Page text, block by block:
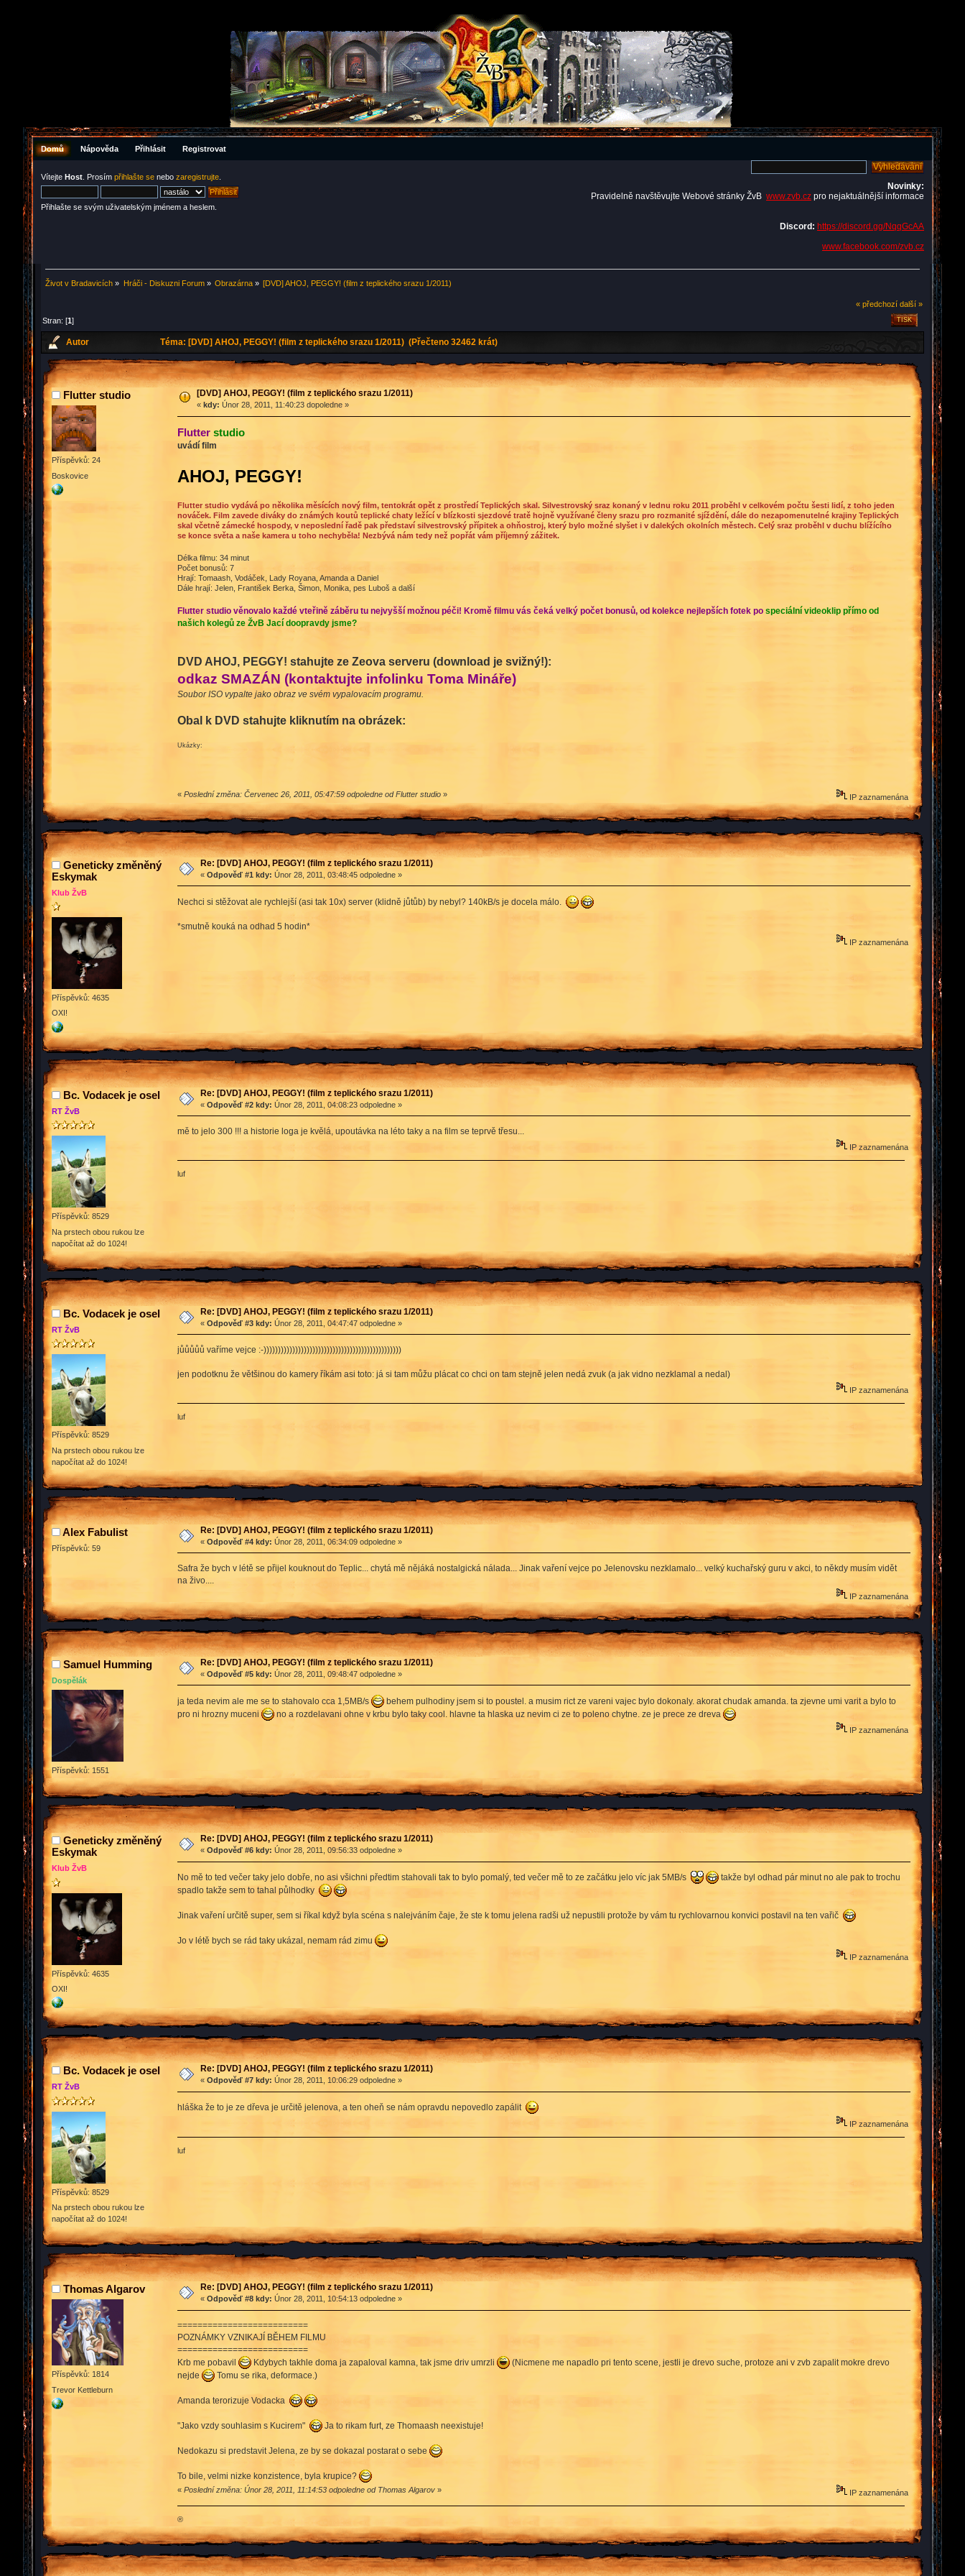
Domů Nápověda Přihlásit Registrovat
Vítejte Host . Prosím přihlašte se nebo zaregistrujte
Přihlašte se svým uživatelským jménem a heslem.
Novinky:
Pravidelně navštěvujte Webové stránky ŽvB www.zvb.cz pro nejaktuálnější informace
Discord: https://discord.gg/NqqGcAA
www.facebook.com/zvb.cz
Život v Bradavicích » Hráči - Diskuzni Forum» Obrazárna» [DVD] AHOJ, PEGGY! (film z teplického srazu 1/2011)
« předchozí další »
TISK
Stran: [1]
Autor Téma: [DVD] AHOJ, PEGGY! (film z teplického srazu 1/2011) (Přečteno 32462 krát)
Flutter studio
Příspěvků: 24
Boskovice
[DVD] AHOJ, PEGGY! (film z teplického srazu 1/2011)
« kdy: Únor 28, 2011, 11:40:23 dopoledne »
Flutter studio
uvádí film
AHOJ, PEGGY!
Flutter studio vydává po několika měsících nový film, tentokrát opět z prostředí Teplických skal. Silvestrovský sraz konaný v lednu roku 2011 proběhl v celkovém počtu šesti lidí, z toho jeden
nováček. Film zavede diváky do známých koutů teplické chaty ležící v blízkosti sjezdové tratě hojně využívané členy srazu pro rozmanité sjíždění, dále do nezapomenutelné krajiny Teplických
skal včetně zámecké hospody, v neposlední řadě pak představí silvestrovský přípitek a ohňostroj, který bylo možné slyšet i v dalekých okolních městech. Celý sraz proběhl v duchu blížícího
se konce světa a naše kamera u toho nechyběla! Nezbývá nám tedy než popřát vám příjemný zážitek.
Délka filmu: 34 minut
Počet bonusů: 7
Hrají: Tomaash, Vodáček, Lady Royana, Amanda a Daniel
Dále hrají: Jelen, František Berka, Šimon, Monika, pes Luboš a další
Flutter studio věnovalo každé vteřině záběru tu nejvyšší možnou péči! Kromě filmu vás čeká velký počet bonusů, od kolekce nejlepších fotek po speciální videoklip přímo od
našich kolegů ze ŽvB Jací doopravdy jsme?
DVD AHOJ, PEGGY! stahujte ze Zeova serveru (download je svižný!):
odkaz SMAZÁN (kontaktujte infolinku Toma Mináře)
Soubor ISO vypalte jako obraz ve svém vypalovacím programu.
Obal k DVD stahujte kliknutím na obrázek:
Ukázky:
« Poslední změna: Červenec 26, 2011, 05:47:59 odpoledne od Flutter studio» IP zaznamenána
Geneticky změněný
Eskymak
Klub ŽvB
Příspěvků: 4635
OXI!
Re: [DVD] AHOJ, PEGGY! (film z teplického srazu 1/2011)
« Odpověď #1 kdy: Únor 28, 2011, 03:48:45 odpoledne »
Nechci si stěžovat ale rychlejší (asi tak 10x) server (klidně jůtůb) by nebyl? 140kB/s je docela málo.
*smutně kouká na odhad 5 hodin*
IP zaznamenána
Bc. Vodacek je osel
RT ŽvB
Příspěvků: 8529
Na prstech obou rukou lze
napočítat až do 1024!
Re: [DVD] AHOJ, PEGGY! (film z teplického srazu 1/2011)
« Odpověď #2 kdy: Únor 28, 2011, 04:08:23 odpoledne »
mě to jelo 300 !!! a historie loga je kvělá, upoutávka na léto taky a na film se teprvě třesu...
IP zaznamenána
luf
Bc. Vodacek je osel
RT ŽvB
Příspěvků: 8529
Na prstech obou rukou lze
napočítat až do 1024!
Re: [DVD] AHOJ, PEGGY! (film z teplického srazu 1/2011)
« Odpověď #3 kdy: Únor 28, 2011, 04:47:47 odpoledne »
jůůůůů vaříme vejce :-))))))))))))))))))))))))))))))))))))))))))))))))
jen podotknu že většinou do kamery říkám asi toto: já si tam můžu plácat co chci on tam stejně jelen nedá zvuk (a jak vidno nezklamal a nedal)
IP zaznamenána
luf
Alex Fabulist
Příspěvků: 59
Re: [DVD] AHOJ, PEGGY! (film z teplického srazu 1/2011)
« Odpověď #4 kdy: Únor 28, 2011, 06:34:09 odpoledne »
Safra že bych v létě se přijel kouknout do Teplic... chytá mě nějáká nostalgická nálada... Jinak vaření vejce po Jelenovsku nezklamalo... velký kuchařský guru v akci, to někdy musím vidět
na živo....
IP zaznamenána
Samuel Humming
Dospělák
Příspěvků: 1551
Re: [DVD] AHOJ, PEGGY! (film z teplického srazu 1/2011)
« Odpověď #5 kdy: Únor 28, 2011, 09:48:47 odpoledne »
ja teda nevim ale me se to stahovalo cca 1,5MB/s
behem pulhodiny jsem si to poustel. a musim rict ze vareni vajec bylo dokonaly. akorat chudak amanda. ta zjevne umi varit a bylo to
pro ni hrozny muceni
no a rozdelavani ohne v krbu bylo taky cool. hlavne ta hlaska uz nevim ci ze to poleno chytne. ze je prece ze dreva
IP zaznamenána
Geneticky změněný
Eskymak
Klub ŽvB
Příspěvků: 4635
OXI!
Re: [DVD] AHOJ, PEGGY! (film z teplického srazu 1/2011)
« Odpověď #6 kdy: Únor 28, 2011, 09:56:33 odpoledne »
No mě to ted večer taky jelo dobře, no asi všichni předtim stahovali tak to bylo pomalý, ted večer mě to ze začátku jelo víc jak 5MB/s
takže byl odhad pár minut no ale pak to trochu
spadlo takže sem to tahal půlhodky
Jinak vaření určitě super, sem si říkal když byla scéna s nalejváním čaje, že ste k tomu jelena radši už nepustili protože by vám tu rychlovarnou konvici postavil na ten vařič
Jo v létě bych se rád taky ukázal, nemam rád zimu
IP zaznamenána
Bc. Vodacek je osel
RT ŽvB
Příspěvků: 8529
Na prstech obou rukou lze
napočítat až do 1024!
Re: [DVD] AHOJ, PEGGY! (film z teplického srazu 1/2011)
« Odpověď #7 kdy: Únor 28, 2011, 10:06:29 odpoledne »
hláška že to je ze dřeva je určitě jelenova, a ten oheň se nám opravdu nepovedlo zapálit
IP zaznamenána
luf
Thomas Algarov
Příspěvků: 1814
Trevor Kettleburn
Re: [DVD] AHOJ, PEGGY! (film z teplického srazu 1/2011)
« Odpověď #8 kdy: Únor 28, 2011, 10:54:13 odpoledne »
==========================
POZNÁMKY VZNIKAJÍ BĚHEM FILMU
==========================
Krb me pobavil
Kdybych takhle doma ja zapaloval kamna, tak jsme driv umrzli
(Nicmene me napadlo pri tento scene, jestli je drevo suche, protoze ani v zvb zapalit mokre drevo
nejde
Tomu se rika, deformace.)
Amanda terorizuje Vodacka
"Jako vzdy souhlasim s Kucirem" Ja to rikam furt, ze Thomaash neexistuje!
Nedokazu si predstavit Jelena, ze by se dokazal postarat o sebe
To bile, velmi nizke konzistence, byla krupice?
« Poslední změna: Únor 28, 2011, 11:14:53 odpoledne od Thomas Algarov» IP zaznamenána
®